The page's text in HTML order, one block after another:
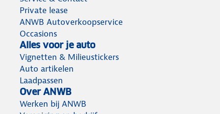
Private lease
ANWB Autoverkoopservice
Occasions
Alles voor je auto
Vignetten & Milieustickers
Auto artikelen
Laadpassen
Over ANWB
Werken bij ANWB